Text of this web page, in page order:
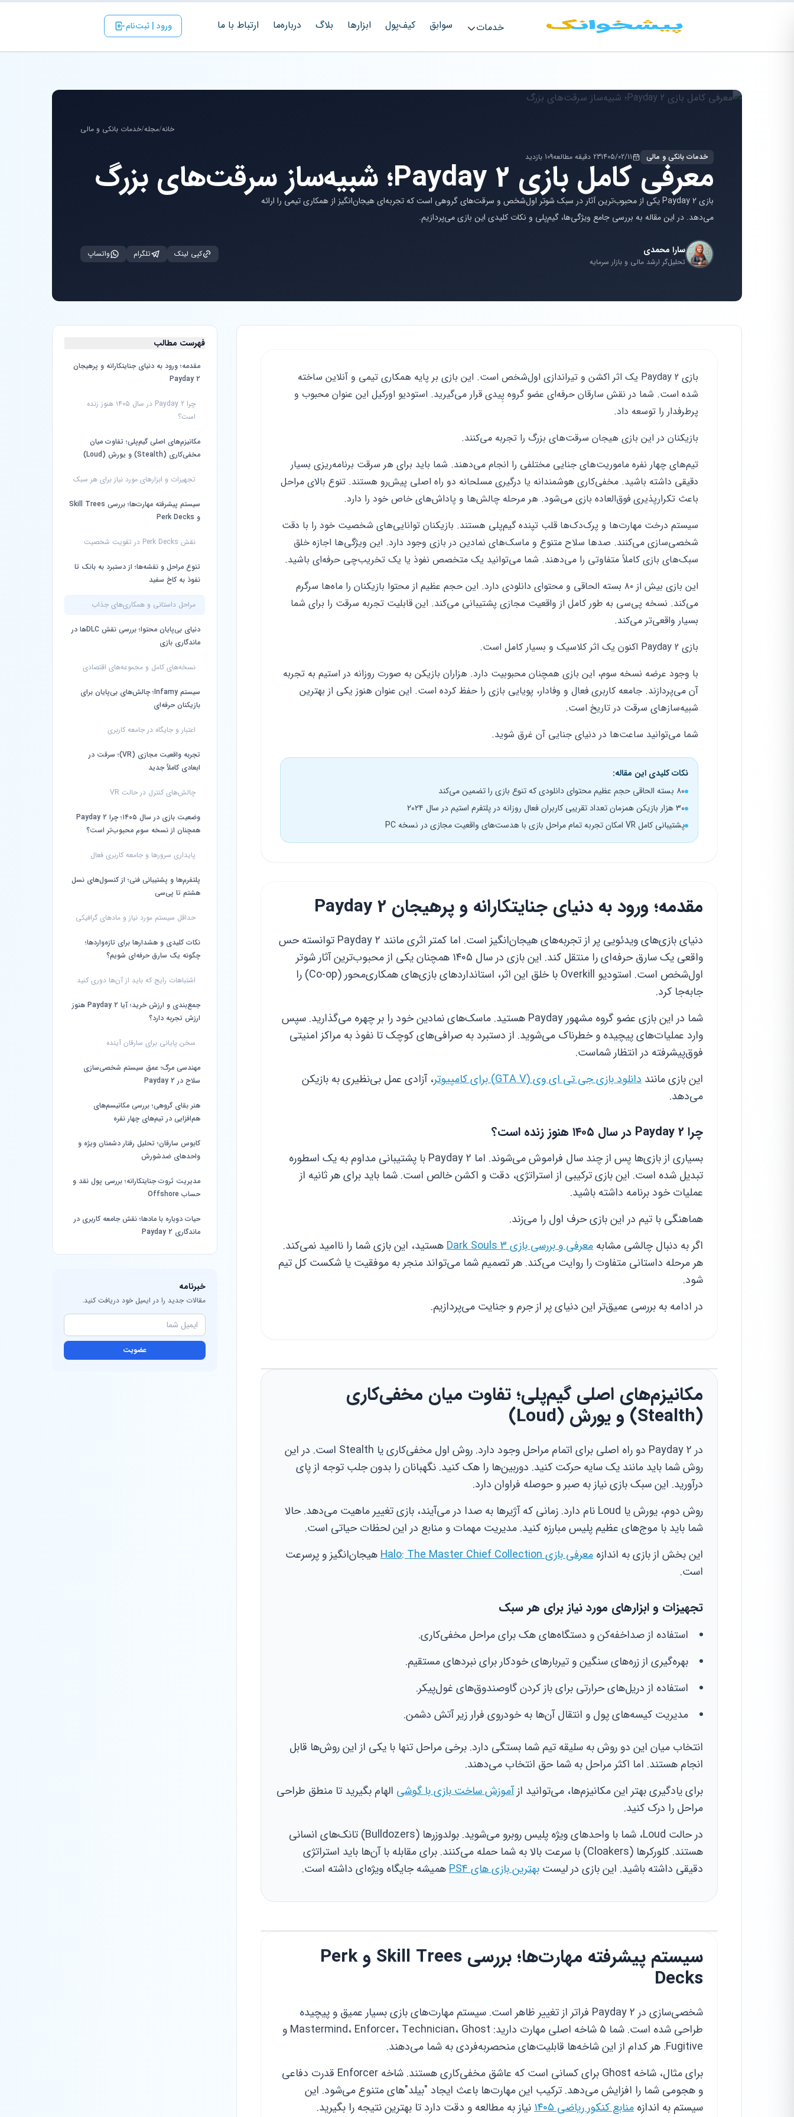
خدمات سوابق کیف‌پول ابزارها بلاگ درباره‌ما ارتباط با ‌ما ورود | ثبت‌نام
خانه/مجله/خدمات بانکی و مالی
خدمات بانکی و مالی 1405/02/1123 دقیقه مطالعه 109 بازدید
معرفی کامل بازی Payday 2؛ شبیه‌ساز سرقت‌های بزرگ
بازی Payday 2 یکی از محبوب‌ترین آثار در سبک شوتر اول‌شخص و سرقت‌های گروهی است که تجربه‌ای هیجان‌انگیز از همکاری تیمی را ارائه
می‌دهد. در این مقاله به بررسی جامع ویژگی‌ها، گیم‌پلی و نکات کلیدی این بازی می‌پردازیم.
سارا محمدی
تحلیل‌گر ارشد مالی و بازار سرمایه
کپی لینک تلگرام واتساپ
فهرست مطالب
مقدمه؛ ورود به دنیای جنایتکارانه و پرهیجان
Payday 2
چرا Payday 2 در سال ۱۴۰۵ هنوز زنده
است؟
مکانیزم‌های اصلی گیم‌پلی؛ تفاوت میان
مخفی‌کاری (Stealth) و یورش (Loud)
تجهیزات و ابزارهای مورد نیاز برای هر سبک
سیستم پیشرفته مهارت‌ها؛ بررسی Skill Trees
و Perk Decks
نقش Perk Decks در تقویت شخصیت
تنوع مراحل و نقشه‌ها؛ از دستبرد به بانک تا
نفوذ به کاخ سفید
مراحل داستانی و همکاری‌های جذاب
دنیای بی‌پایان محتوا؛ بررسی نقش DLCها در
ماندگاری بازی
نسخه‌های کامل و مجموعه‌های اقتصادی
سیستم Infamy؛ چالش‌های بی‌پایان برای
بازیکنان حرفه‌ای
اعتبار و جایگاه در جامعه کاربری
تجربه واقعیت مجازی (VR)؛ سرقت در
ابعادی کاملاً جدید
چالش‌های کنترل در حالت VR
وضعیت بازی در سال ۱۴۰۵؛ چرا Payday 2
همچنان از نسخه سوم محبوب‌تر است؟
پایداری سرورها و جامعه کاربری فعال
پلتفرم‌ها و پشتیبانی فنی؛ از کنسول‌های نسل
هشتم تا پی‌سی
حداقل سیستم مورد نیاز و مادهای گرافیکی
نکات کلیدی و هشدارها برای تازه‌واردها؛
چگونه یک سارق حرفه‌ای شویم؟
اشتباهات رایج که باید از آن‌ها دوری کنید
جمع‌بندی و ارزش خرید؛ آیا Payday 2 هنوز
ارزش تجربه دارد؟
سخن پایانی برای سارقان آینده
مهندسی مرگ؛ عمق سیستم شخصی‌سازی
سلاح در Payday 2
هنر بقای گروهی؛ بررسی مکانیسم‌های
هم‌افزایی در تیم‌های چهار نفره
کابوس سارقان؛ تحلیل رفتار دشمنان ویژه و
واحدهای ضدشورش
مدیریت ثروت جنایتکارانه؛ بررسی پول نقد و
حساب Offshore
حیات دوباره با مادها؛ نقش جامعه کاربری در
ماندگاری Payday 2
خبرنامه
مقالات جدید را در ایمیل خود دریافت کنید.
عضویت
بازی Payday 2 یک اثر اکشن و تیراندازی اول‌شخص است. این بازی بر پایه همکاری تیمی و آنلاین ساخته
شده است. شما در نقش سارقان حرفه‌ای عضو گروه پِیدی قرار می‌گیرید. استودیو اورکیل این عنوان محبوب و
پرطرفدار را توسعه داد.
بازیکنان در این بازی هیجان سرقت‌های بزرگ را تجربه می‌کنند.
تیم‌های چهار نفره ماموریت‌های جنایی مختلفی را انجام می‌دهند. شما باید برای هر سرقت برنامه‌ریزی بسیار
دقیقی داشته باشید. مخفی‌کاری هوشمندانه یا درگیری مسلحانه دو راه اصلی پیش‌رو هستند. تنوع بالای مراحل
باعث تکرارپذیری فوق‌العاده بازی می‌شود. هر مرحله چالش‌ها و پاداش‌های خاص خود را دارد.
سیستم درخت مهارت‌ها و پرک‌دک‌ها قلب تپنده گیم‌پلی هستند. بازیکنان توانایی‌های شخصیت خود را با دقت
شخصی‌سازی می‌کنند. صدها سلاح متنوع و ماسک‌های نمادین در بازی وجود دارد. این ویژگی‌ها اجازه خلق
سبک‌های بازی کاملاً متفاوتی را می‌دهند. شما می‌توانید یک متخصص نفوذ یا یک تخریب‌چی حرفه‌ای باشید.
این بازی بیش از ۸۰ بسته الحاقی و محتوای دانلودی دارد. این حجم عظیم از محتوا بازیکنان را ماه‌ها سرگرم
می‌کند. نسخه پی‌سی به طور کامل از واقعیت مجازی پشتیبانی می‌کند. این قابلیت تجربه سرقت را برای شما
بسیار واقعی‌تر می‌کند.
بازی Payday 2 اکنون یک اثر کلاسیک و بسیار کامل است.
با وجود عرضه نسخه سوم، این بازی همچنان محبوبیت دارد. هزاران بازیکن به صورت روزانه در استیم به تجربه
آن می‌پردازند. جامعه کاربری فعال و وفادار، پویایی بازی را حفظ کرده است. این عنوان هنوز یکی از بهترین
شبیه‌سازهای سرقت در تاریخ است.
شما می‌توانید ساعت‌ها در دنیای جنایی آن غرق شوید.
نکات کلیدی این مقاله:
۸۰ بسته الحاقی حجم عظیم محتوای دانلودی که تنوع بازی را تضمین می‌کند
۳۰ هزار بازیکن همزمان تعداد تقریبی کاربران فعال روزانه در پلتفرم استیم در سال ۲۰۲۴
پشتیبانی کامل VR امکان تجربه تمام مراحل بازی با هدست‌های واقعیت مجازی در نسخه PC
مقدمه؛ ورود به دنیای جنایتکارانه و پرهیجان Payday 2
دنیای بازی‌های ویدئویی پر از تجربه‌های هیجان‌انگیز است. اما کمتر اثری مانند Payday 2 توانسته حس
واقعی یک سارق حرفه‌ای را منتقل کند. این بازی در سال ۱۴۰۵ همچنان یکی از محبوب‌ترین آثار شوتر
اول‌شخص است. استودیو Overkill با خلق این اثر، استانداردهای بازی‌های همکاری‌محور (Co-op) را
جابه‌جا کرد.
شما در این بازی عضو گروه مشهور Payday هستید. ماسک‌های نمادین خود را بر چهره می‌گذارید. سپس
وارد عملیات‌های پیچیده و خطرناک می‌شوید. از دستبرد به صرافی‌های کوچک تا نفوذ به مراکز امنیتی
فوق‌پیشرفته در انتظار شماست.
این بازی مانند دانلود بازی جی تی ای وی (GTA V) برای کامپیوتر
، آزادی عمل بی‌نظیری به بازیکن
می‌دهد.
چرا Payday 2 در سال ۱۴۰۵ هنوز زنده است؟
بسیاری از بازی‌ها پس از چند سال فراموش می‌شوند. اما Payday 2 با پشتیبانی مداوم به یک اسطوره
تبدیل شده است. این بازی ترکیبی از استراتژی، دقت و اکشن خالص است. شما باید برای هر ثانیه از
عملیات خود برنامه داشته باشید.
هماهنگی با تیم در این بازی حرف اول را می‌زند.
اگر به دنبال چالشی مشابه معرفی و بررسی بازی Dark Souls 3
هستید، این بازی شما را ناامید نمی‌کند.
هر مرحله داستانی متفاوت را روایت می‌کند. هر تصمیم شما می‌تواند منجر به موفقیت یا شکست کل تیم
شود.
در ادامه به بررسی عمیق‌تر این دنیای پر از جرم و جنایت می‌پردازیم.
مکانیزم‌های اصلی گیم‌پلی؛ تفاوت میان مخفی‌کاری
(Stealth) و یورش (Loud)
در Payday 2 دو راه اصلی برای اتمام مراحل وجود دارد. روش اول مخفی‌کاری یا Stealth است. در این
روش شما باید مانند یک سایه حرکت کنید. دوربین‌ها را هک کنید. نگهبانان را بدون جلب توجه از پای
درآورید. این سبک بازی نیاز به صبر و حوصله فراوان دارد.
روش دوم، یورش یا Loud نام دارد. زمانی که آژیرها به صدا در می‌آیند، بازی تغییر ماهیت می‌دهد. حالا
شما باید با موج‌های عظیم پلیس مبارزه کنید. مدیریت مهمات و منابع در این لحظات حیاتی است.
این بخش از بازی به اندازه معرفی بازی Halo: The Master Chief Collection
هیجان‌انگیز و پرسرعت
است.
تجهیزات و ابزارهای مورد نیاز برای هر سبک
استفاده از صداخفه‌کن و دستگاه‌های هک برای مراحل مخفی‌کاری.
بهره‌گیری از زره‌های سنگین و تیربارهای خودکار برای نبردهای مستقیم.
استفاده از دریل‌های حرارتی برای باز کردن گاوصندوق‌های غول‌پیکر.
مدیریت کیسه‌های پول و انتقال آن‌ها به خودروی فرار زیر آتش دشمن.
انتخاب میان این دو روش به سلیقه تیم شما بستگی دارد. برخی مراحل تنها با یکی از این روش‌ها قابل
انجام هستند. اما اکثر مراحل به شما حق انتخاب می‌دهند.
برای یادگیری بهتر این مکانیزم‌ها، می‌توانید ازآموزش ساخت بازی با گوشی الهام بگیرید تا منطق طراحی
مراحل را درک کنید.
در حالت Loud، شما با واحدهای ویژه پلیس روبرو می‌شوید. بولدوزرها (Bulldozers) تانک‌های انسانی
هستند. کلورکرها (Cloakers) با سرعت بالا به شما حمله می‌کنند. برای مقابله با آن‌ها باید استراتژی
دقیقی داشته باشید. این بازی در لیست بهترین بازی های PS4 همیشه جایگاه ویژه‌ای داشته است.
سیستم پیشرفته مهارت‌ها؛ بررسی Skill Trees و Perk
Decks
شخصی‌سازی در Payday 2 فراتر از تغییر ظاهر است. سیستم مهارت‌های بازی بسیار عمیق و پیچیده
طراحی شده است. شما ۵ شاخه اصلی مهارت دارید: Mastermind، Enforcer، Technician، Ghost و
Fugitive. هر کدام از این شاخه‌ها قابلیت‌های منحصربه‌فردی به شما می‌دهند.
برای مثال، شاخه Ghost برای کسانی است که عاشق مخفی‌کاری هستند. شاخه Enforcer قدرت دفاعی
و هجومی شما را افزایش می‌دهد. ترکیب این مهارت‌ها باعث ایجاد "بیلد"های متنوع می‌شود. این
سیستم به اندازه منابع کنکور ریاضی ۱۴۰۵ نیاز به مطالعه و دقت دارد تا بهترین نتیجه را بگیرید.